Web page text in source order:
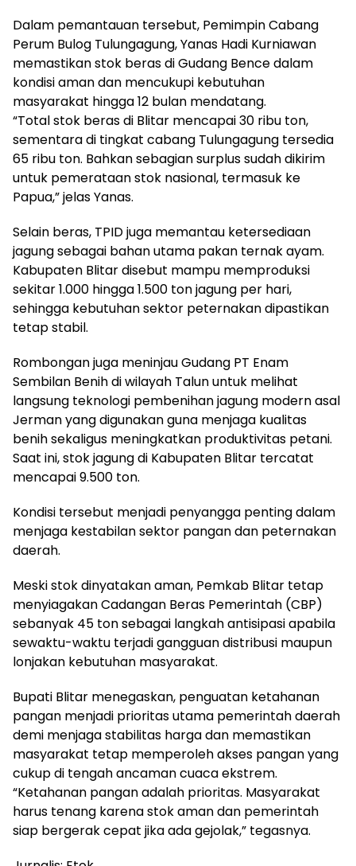
Dalam pemantauan tersebut, Pemimpin Cabang
Perum Bulog Tulungagung, Yanas Hadi Kurniawan
memastikan stok beras di Gudang Bence dalam
kondisi aman dan mencukupi kebutuhan
masyarakat hingga 12 bulan mendatang.
“Total stok beras di Blitar mencapai 30 ribu ton,
sementara di tingkat cabang Tulungagung tersedia
65 ribu ton. Bahkan sebagian surplus sudah dikirim
untuk pemerataan stok nasional, termasuk ke
Papua,” jelas Yanas.
Selain beras, TPID juga memantau ketersediaan
jagung sebagai bahan utama pakan ternak ayam.
Kabupaten Blitar disebut mampu memproduksi
sekitar 1.000 hingga 1.500 ton jagung per hari,
sehingga kebutuhan sektor peternakan dipastikan
tetap stabil.
Rombongan juga meninjau Gudang PT Enam
Sembilan Benih di wilayah Talun untuk melihat
langsung teknologi pembenihan jagung modern asal
Jerman yang digunakan guna menjaga kualitas
benih sekaligus meningkatkan produktivitas petani.
Saat ini, stok jagung di Kabupaten Blitar tercatat
mencapai 9.500 ton.
Kondisi tersebut menjadi penyangga penting dalam
menjaga kestabilan sektor pangan dan peternakan
daerah.
Meski stok dinyatakan aman, Pemkab Blitar tetap
menyiagakan Cadangan Beras Pemerintah (CBP)
sebanyak 45 ton sebagai langkah antisipasi apabila
sewaktu-waktu terjadi gangguan distribusi maupun
lonjakan kebutuhan masyarakat.
Bupati Blitar menegaskan, penguatan ketahanan
pangan menjadi prioritas utama pemerintah daerah
demi menjaga stabilitas harga dan memastikan
masyarakat tetap memperoleh akses pangan yang
cukup di tengah ancaman cuaca ekstrem.
“Ketahanan pangan adalah prioritas. Masyarakat
harus tenang karena stok aman dan pemerintah
siap bergerak cepat jika ada gejolak,” tegasnya.